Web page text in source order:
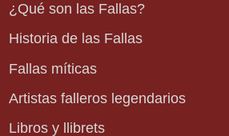
¿Qué son las Fallas?
Historia de las Fallas
Fallas míticas
Artistas falleros legendarios
Libros y llibrets